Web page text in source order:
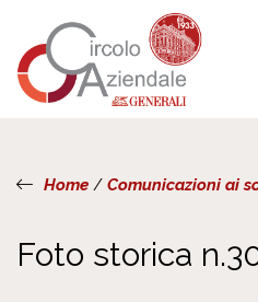
Home/ Comunicazioni ai
Foto storica